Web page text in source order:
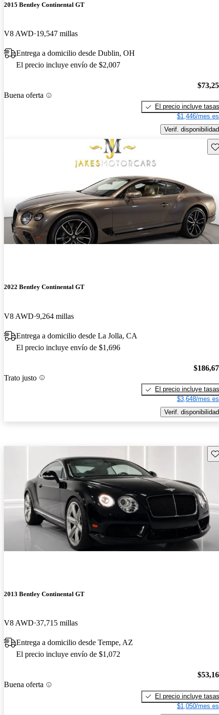
2015 Bentley Continental GT
V8 AWD 19,547 millas
Entrega a domicilio desde Dublin, OH
El precio incluye envío de $2,007
Buena oferta
El precio incluye tasas
$1,446/mes
Verif. disponibilidad
2022 Bentley Continental GT
V8 AWD 9,264 millas
Entrega a domicilio desde La Jolla, CA
El precio incluye envío de $1,696
Trato justo
El precio incluye tasas
$3,648/mes
Verif. disponibilidad
2013 Bentley Continental GT
V8 AWD 37,715 millas
Entrega a domicilio desde Tempe, AZ
El precio incluye envío de $1,072
Buena oferta
El precio incluye tasas
$1,050/mes